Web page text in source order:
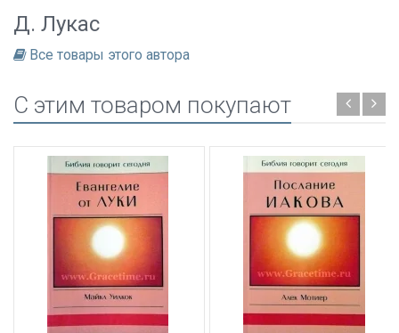
Д. Лукас
Все товары этого автора
C этим товаром покупают